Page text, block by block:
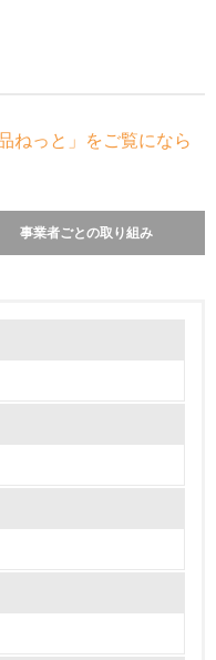
ねっと」をご覧になら
事業者ごとの取り組み